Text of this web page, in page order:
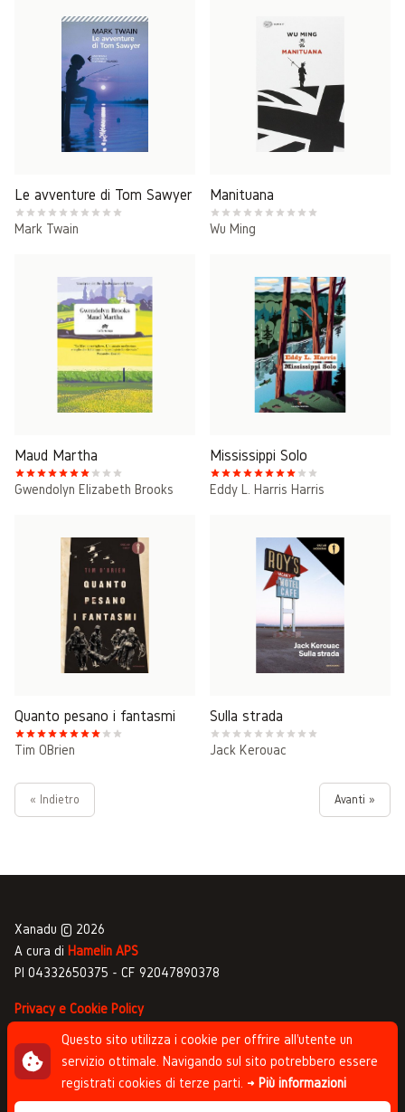
Le avventure di Tom Sawyer
Mark Twain
Manituana
Wu Ming
Maud Martha
Gwendolyn Elizabeth Brooks
Mississippi Solo
Eddy L. Harris Harris
Quanto pesano i fantasmi
Tim O’Brien
Sulla strada
Jack Kerouac
« Indietro Avanti »
Xanadu © 2026
A cura di Hamelin APS
PI 04332650375 - CF 92047890378
Privacy e Cookie Policy
Gestione commenti
Newsletter
Progettato da , sviluppato da
Questo sito utilizza i cookie per offrire all'utente un
servizio ottimale. Navigando sul sito potrebbero essere
registrati cookies di terze parti. → Più informazioni